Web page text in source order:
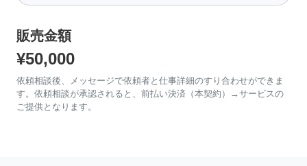
販売金額
¥50,000
依頼相談後、メッセージで依頼者と仕事詳細のすり合わせができま
す。依頼相談が承認されると、前払い決済（本契約）→サービスの
ご提供となります。